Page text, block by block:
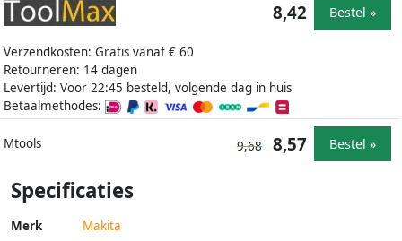
Verzendkosten: Gratis vanaf € 60
Retourneren: 14 dagen
Levertijd: Voor 22:45 besteld, volgende dag in huis
Betaalmethodes:
8,42 Bestel »
Mtools 9,68 8,57 Bestel »
Specificaties
Merk Makita